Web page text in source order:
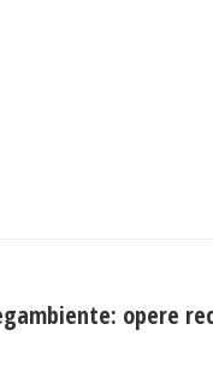
opere